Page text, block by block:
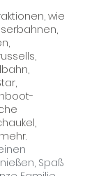
wie
Spaß